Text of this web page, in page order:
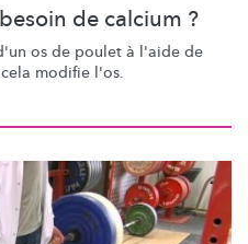
de calcium ?
os de poulet à l'aide de
modifie l'os.